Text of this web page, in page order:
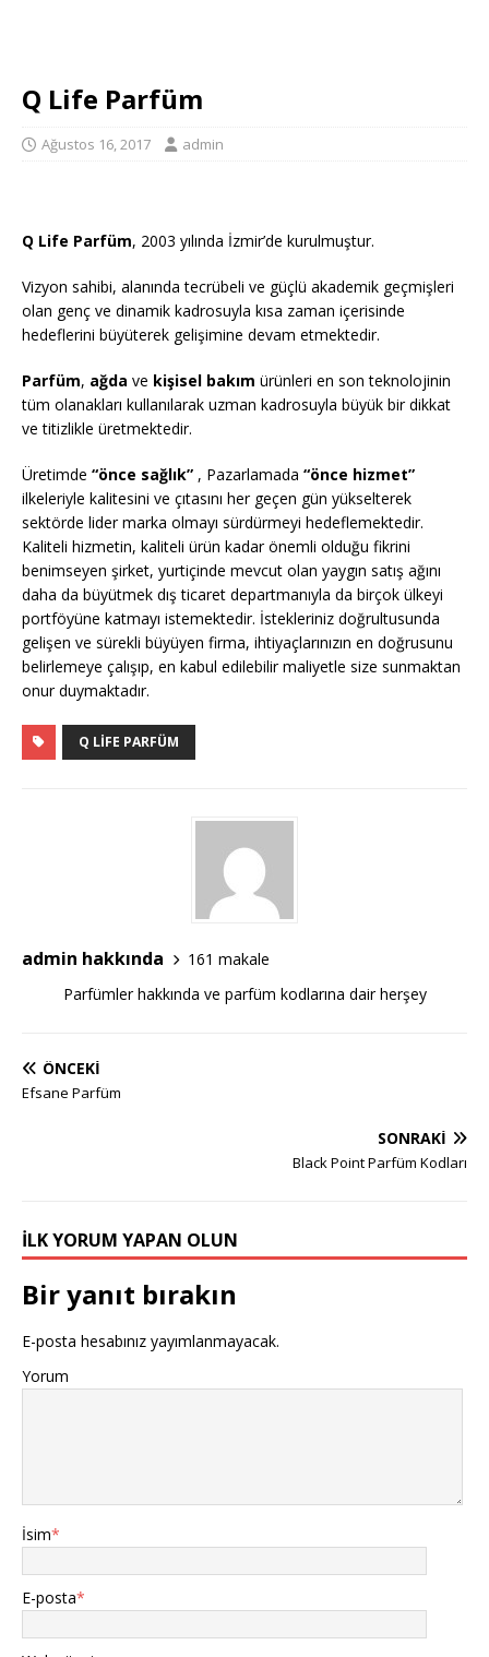
Q Life Parfüm
Ağustos 16, 2017 admin
Q Life Parfüm, 2003 yılında İzmir’de kurulmuştur.
Vizyon sahibi, alanında tecrübeli ve güçlü akademik geçmişleri
olan genç ve dinamik kadrosuyla kısa zaman içerisinde
hedeflerini büyüterek gelişimine devam etmektedir.
Parfüm, ağda ve kişisel bakım ürünleri en son teknolojinin
tüm olanakları kullanılarak uzman kadrosuyla büyük bir dikkat
ve titizlikle üretmektedir.
Üretimde “önce sağlık” , Pazarlamada “önce hizmet”
ilkeleriyle kalitesini ve çıtasını her geçen gün yükselterek
sektörde lider marka olmayı sürdürmeyi hedeflemektedir.
Kaliteli hizmetin, kaliteli ürün kadar önemli olduğu fikrini
benimseyen şirket, yurtiçinde mevcut olan yaygın satış ağını
daha da büyütmek dış ticaret departmanıyla da birçok ülkeyi
portföyüne katmayı istemektedir. İstekleriniz doğrultusunda
gelişen ve sürekli büyüyen firma, ihtiyaçlarınızın en doğrusunu
belirlemeye çalışıp, en kabul edilebilir maliyetle size sunmaktan
onur duymaktadır.
Q LIFE PARFÜM
admin hakkında
161 makale
Parfümler hakkında ve parfüm kodlarına dair herşey
ÖNCEKI
Efsane Parfüm
SONRAKI
Black Point Parfüm Kodları
İLK YORUM YAPAN OLUN
Bir yanıt bırakın
E-posta hesabınız yayımlanmayacak.
Yorum
İsim*
E-posta*